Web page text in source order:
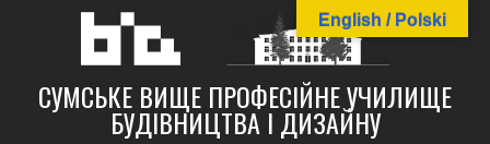
СУМСЬКЕ ВИЩЕ ПРОФЕСІЙНЕ УЧИЛИЩЕ
БУДІВНИЦТВА І ДИЗАЙНУ
English / Polski